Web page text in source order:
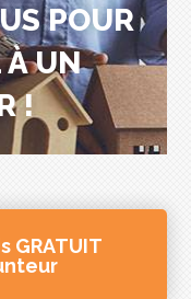
POUR
À UN
!
GRATUIT